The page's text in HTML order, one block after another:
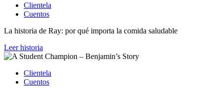
Clientela
Cuentos
La historia de Ray: por qué importa la comida saludable
Leer historia
Clientela
Cuentos